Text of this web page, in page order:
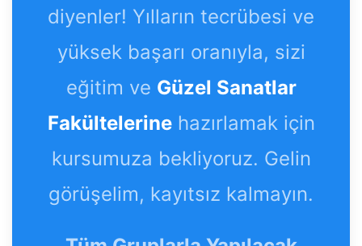
diyenler! Yılların tecrübesi ve
yüksek başarı oranıyla, sizi
eğitim ve Güzel Sanatlar
Fakültelerinehazırlamak için
kursumuza bekliyoruz. Gelin
görüşelim, kayıtsız kalmayın.